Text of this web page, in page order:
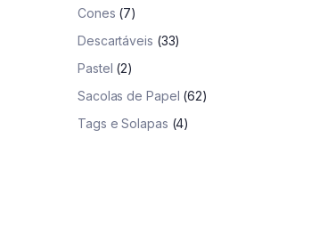
Cones (7)
Descartáveis (33)
Pastel (2)
Sacolas de Papel (62)
Tags e Solapas (4)